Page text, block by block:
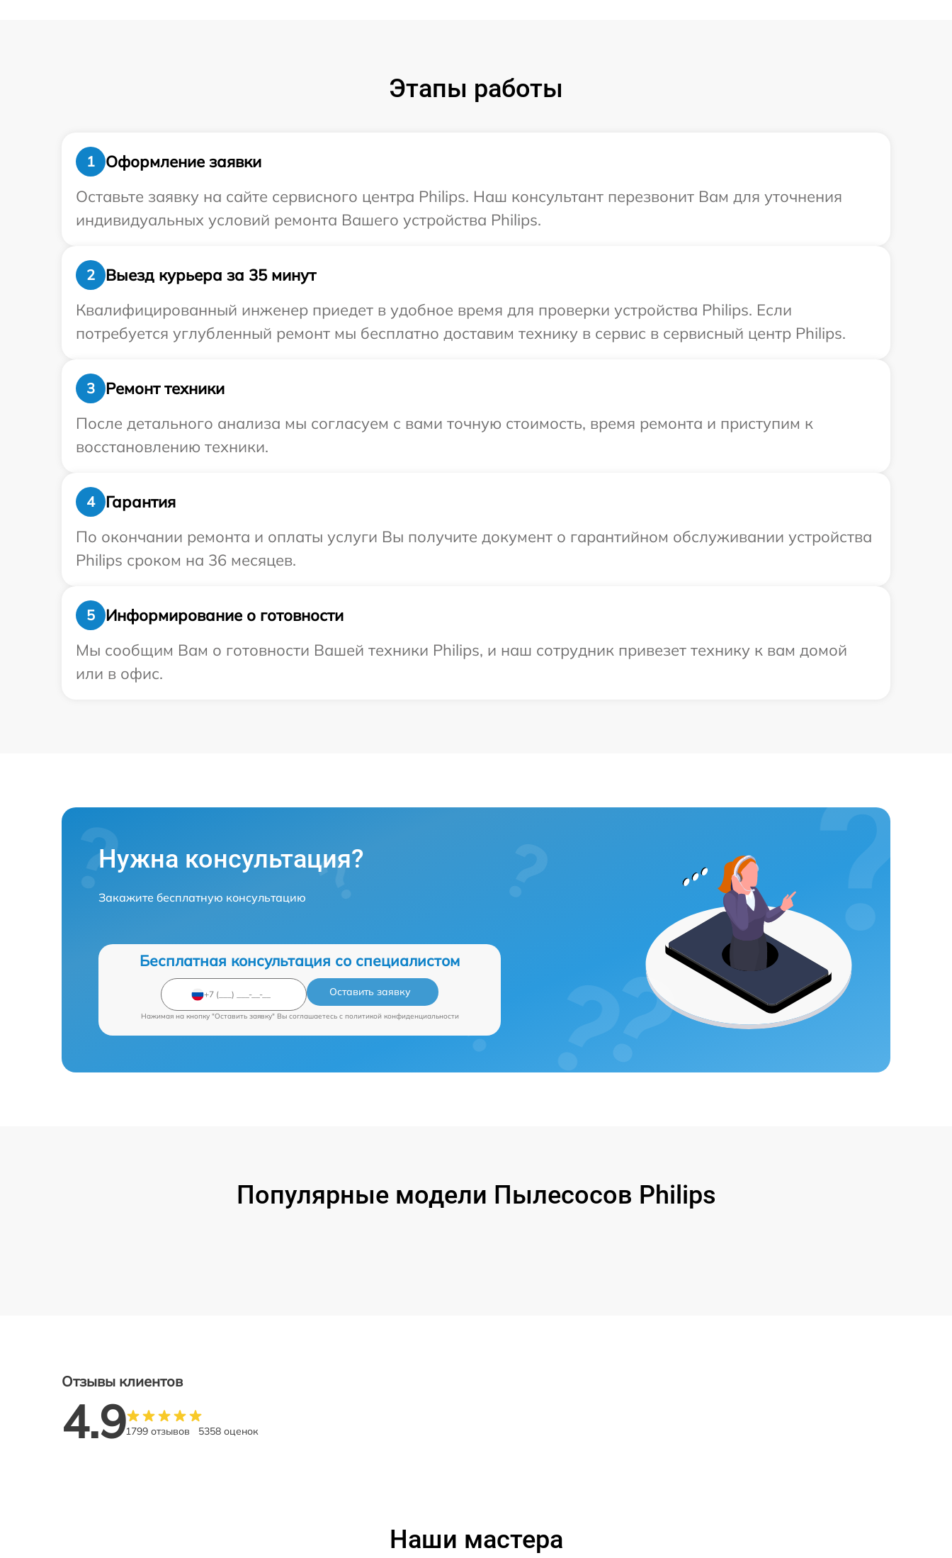
Этапы работы
1
Оформление заявки
Оставьте заявку на сайте сервисного центра Philips. Наш консультант перезвонит Вам для уточнения
индивидуальных условий ремонта Вашего устройства Philips.
2
Выезд курьера за 35 минут
Квалифицированный инженер приедет в удобное время для проверки устройства Philips. Если
потребуется углубленный ремонт мы бесплатно доставим технику в сервис в сервисный центр Philips.
3
Ремонт техники
После детального анализа мы согласуем с вами точную стоимость, время ремонта и приступим к
восстановлению техники.
4
Гарантия
По окончании ремонта и оплаты услуги Вы получите документ о гарантийном обслуживании устройства
Philips сроком на 36 месяцев.
5
Информирование о готовности
Мы сообщим Вам о готовности Вашей техники Philips, и наш сотрудник привезет технику к вам домой
или в офис.
Нужна консультация?
Закажите бесплатную консультацию
Бесплатная консультация со специалистом
Оставить заявку
Нажимая на кнопку "Оставить заявку" Вы соглашаетесь c политикой конфиденциальности
Популярные модели Пылесосов Philips
Отзывы клиентов
4.91799 отзывов 5358 оценок
Наши мастера